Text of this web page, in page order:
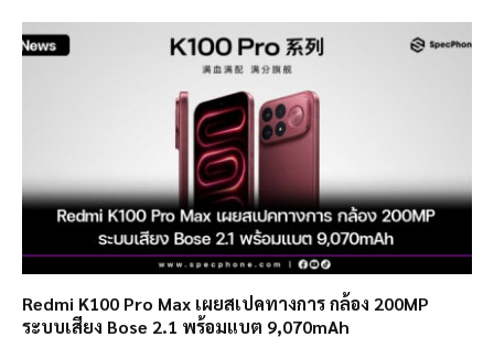
Redmi K100 Pro Max เผยสเปคทางการ กล้อง 200MP
ระบบเสียง Bose 2.1 พร้อมแบต 9,070mAh